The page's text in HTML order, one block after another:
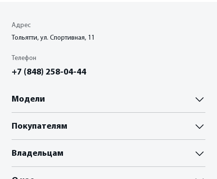
Адрес
Тольятти, ул. Спортивная, 11
Телефон
+7 (848) 258-04-44
Модели
Палассо
Покупателям
Пройти тест-драйв
Акции
Владельцам